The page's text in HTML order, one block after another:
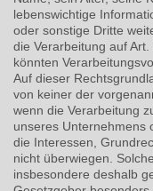
lebenswichtige
oder sonstige Dritte
die Verarbeitung auf
könnten
Auf dieser
von keiner der
wenn die Verarbeitung
unseres Unternehmens
die Interessen,
nicht überwiegen.
insbesondere deshalb